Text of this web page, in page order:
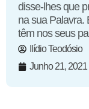
disse-lhes que
na sua Palavra.
têm nos seus
Ilídio Teodósio
Junho 21, 2021